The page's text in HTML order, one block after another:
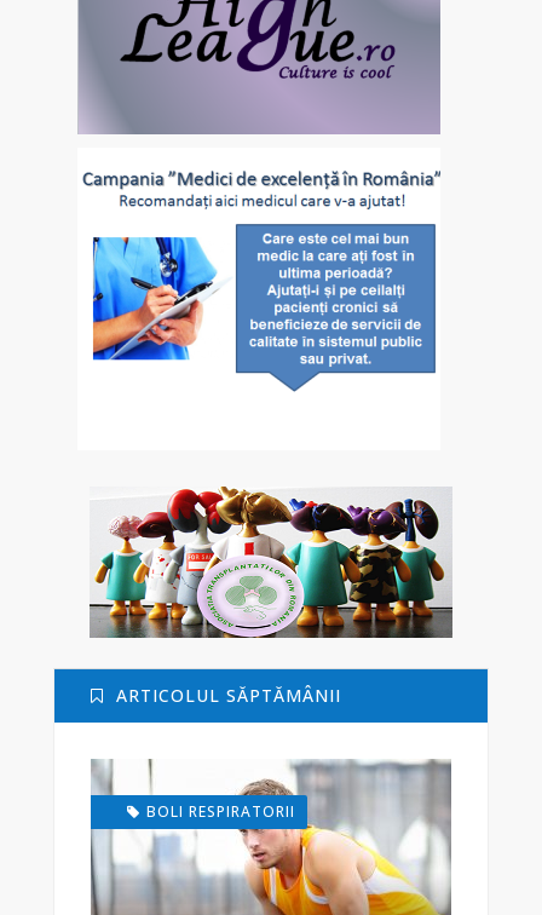
ARTICOLUL SĂPTĂMÂNII
BOLI RESPIRATORII